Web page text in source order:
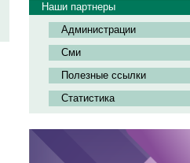
Наши партнеры
Администрации
Сми
Полезные ссылки
Статистика